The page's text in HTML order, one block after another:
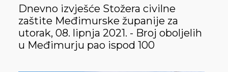
Dnevno izvješće Stožera civilne
zaštite Međimurske županije za
utorak, 08. lipnja 2021. - Broj oboljelih
u Međimurju pao ispod 100